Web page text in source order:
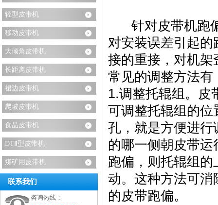
轻型皮带机
移动皮带机
大倾角皮带机
长距离皮带机
裙边皮带机
爬坡皮带机
食品皮带机
DTⅡ型皮带机
煤矿用皮带机
联系我们
咨询热线：
针对皮带机跑偏
对安装误差引起
接的重接，对机
常见的调整方法有
1.调整托辊组。皮
可调整托辊组的
孔，就是方便进
的哪一侧朝皮带
跑偏，则托辊组
动。这种方法可
的皮带跑偏。